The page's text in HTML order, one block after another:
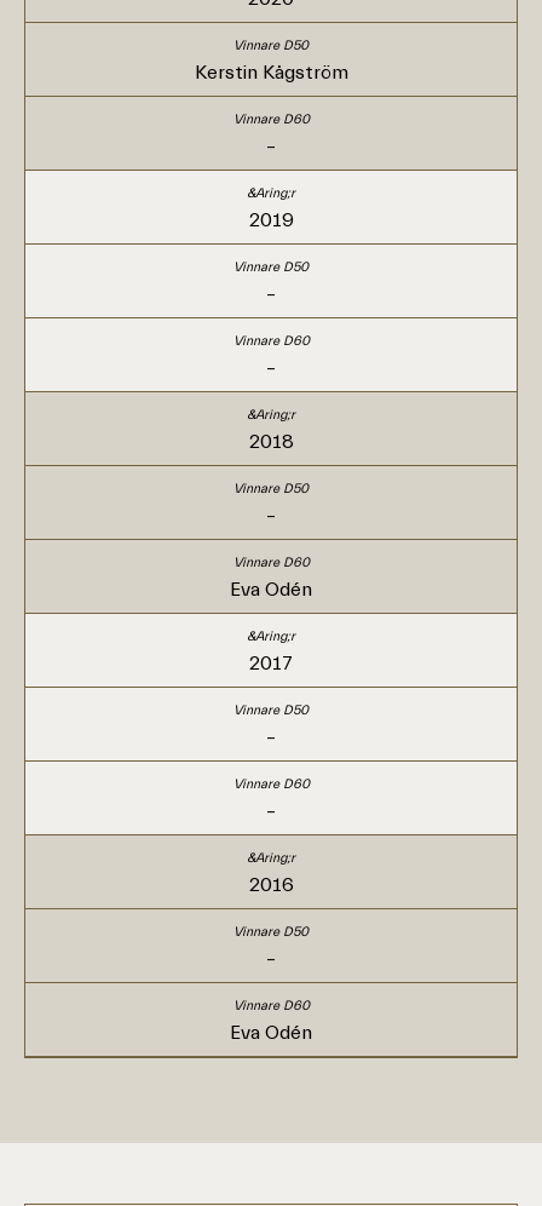
Kerstin Kågström
–
2019
–
–
2018
–
Eva Odén
2017
–
–
2016
–
Eva Odén